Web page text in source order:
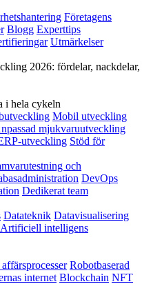
Företagens
Blogg Experttips
Utmärkelser
2026: fördelar, nackdelar,
i hela cykeln
Mobil utveckling
mjukvaruutveckling
utveckling Stöd för
och
DevOps
Dedikerat team
Datateknik Datavisualisering
Artificiell intelligens
Robotbaserad
internet Blockchain NFT